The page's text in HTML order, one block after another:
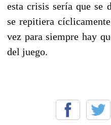
esta crisis sería que se
se repitiera
vez para siempre hay
del juego.